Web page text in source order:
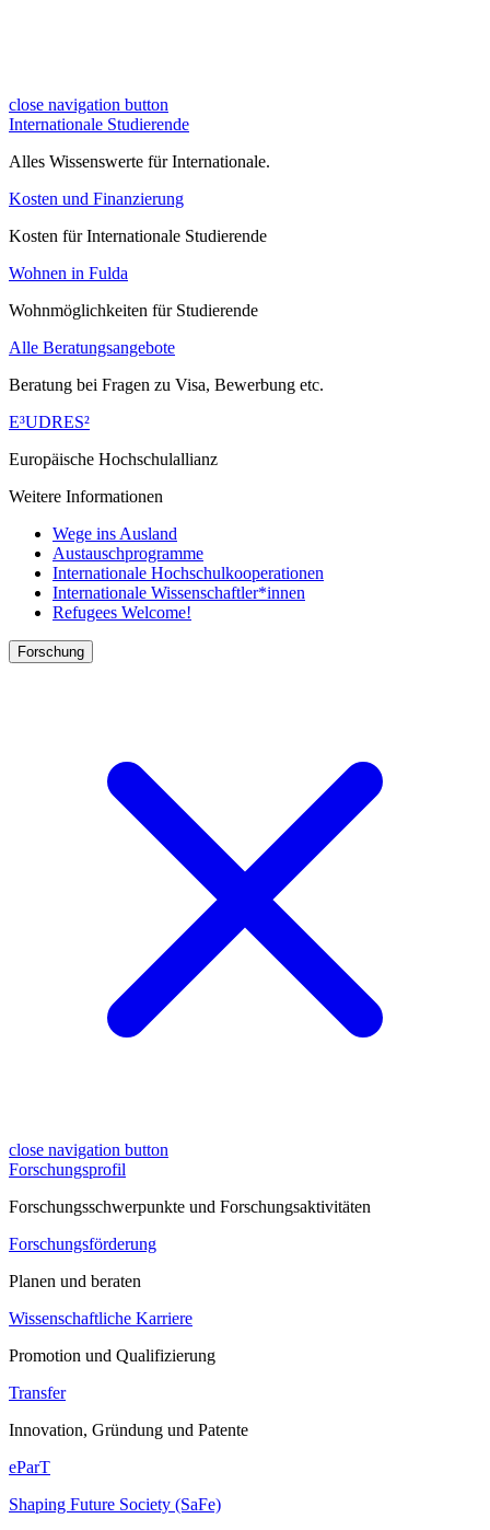
close navigation button
Internationale Studierende
Alles Wissenswerte für Internationale.
Kosten und Finanzierung
Kosten für Internationale Studierende
Wohnen in Fulda
Wohnmöglichkeiten für Studierende
Alle Beratungsangebote
Beratung bei Fragen zu Visa, Bewerbung etc.
E³UDRES²
Europäische Hochschulallianz
Weitere Informationen
Wege ins Ausland
Austauschprogramme
Internationale Hochschulkooperationen
Internationale Wissenschaftler*innen
Refugees Welcome!
Forschung
close navigation button
Forschungsprofil
Forschungsschwerpunkte und Forschungsaktivitäten
Forschungsförderung
Planen und beraten
Wissenschaftliche Karriere
Promotion und Qualifizierung
Transfer
Innovation, Gründung und Patente
eParT
Shaping Future Society (SaFe)